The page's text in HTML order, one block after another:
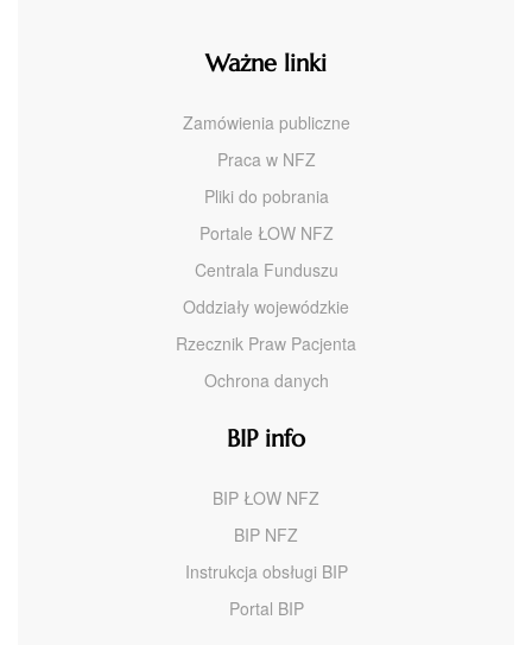
Ważne linki
Zamówienia publiczne
Praca w NFZ
Pliki do pobrania
Portale ŁOW NFZ
Centrala Funduszu
Oddziały wojewódzkie
Rzecznik Praw Pacjenta
Ochrona danych
BIP info
BIP ŁOW NFZ
BIP NFZ
Instrukcja obsługi BIP
Portal BIP